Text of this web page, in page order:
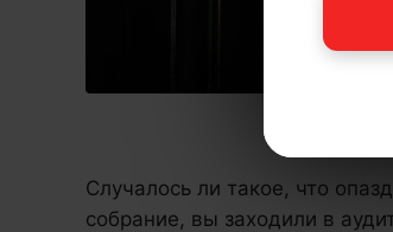
Случалось ли такое, что
собрание, вы заходили в